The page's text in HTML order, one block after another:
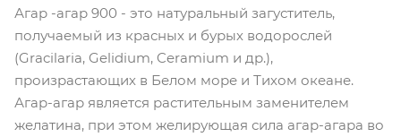
Агар -агар 900 - это натуральный загуститель,
получаемый из красных и бурых водорослей
(Gracilaria, Gelidium, Ceramium и др.),
произрастающих в Белом море и Тихом океане.
Агар-агар является растительным заменителем
желатина, при этом желирующая сила агар-агара во